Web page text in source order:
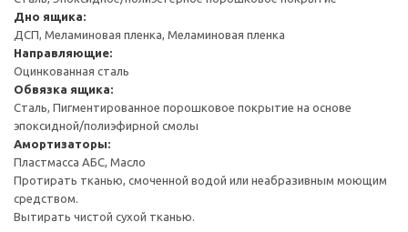
Дно ящика:
ДСП, Меламиновая пленка, Меламиновая пленка
Направляющие:
Оцинкованная сталь
Обвязка ящика:
Сталь, Пигментированное порошковое покрытие на основе
эпоксидной/полиэфирной смолы
Амортизаторы:
Пластмасса АБС, Масло
Протирать тканью, смоченной водой или неабразивным моющим
средством.
Вытирать чистой сухой тканью.